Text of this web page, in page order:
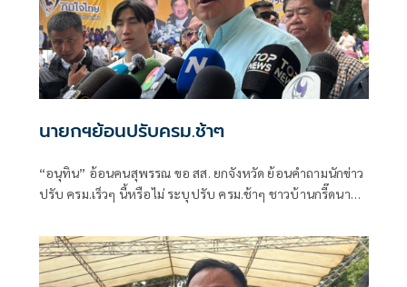
นายกฯย้อนปรับครม.ช้าๆ
“อนุทิน” อ้อนคนสุพรรณ ขอ สส. ยกจังหวัด ย้อนคำถามนักข่าว
ปรับ ครม.เร็วๆ นี้หรือไม่ ระบุปรับ ครม.ช้าๆ ชาวบ้านกรี๊ดนา